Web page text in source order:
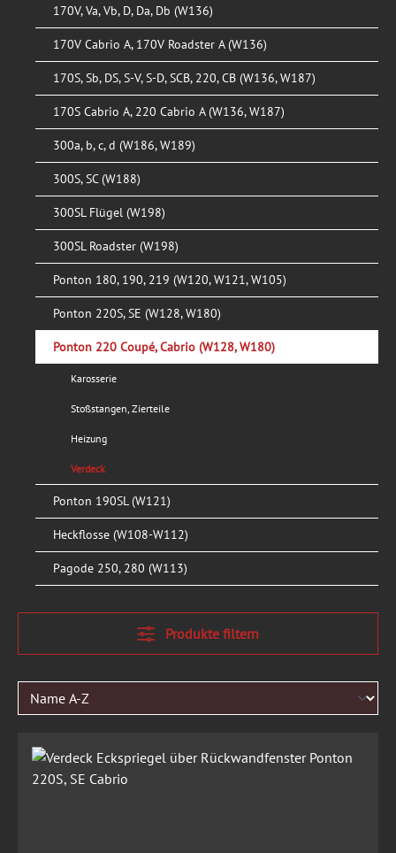
170V, Va, Vb, D, Da, Db (W136)
170V Cabrio A, 170V Roadster A (W136)
170S, Sb, DS, S-V, S-D, SCB, 220, CB (W136, W187)
170S Cabrio A, 220 Cabrio A (W136, W187)
300a, b, c, d (W186, W189)
300S, SC (W188)
300SL Flügel (W198)
300SL Roadster (W198)
Ponton 180, 190, 219 (W120, W121, W105)
Ponton 220S, SE (W128, W180)
Ponton 220 Coupé, Cabrio (W128, W180)
Karosserie
Stoßstangen, Zierteile
Heizung
Verdeck
Ponton 190SL (W121)
Heckflosse (W108-W112)
Pagode 250, 280 (W113)
Produkte filtern